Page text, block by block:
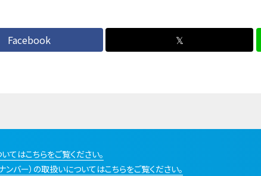
Facebook 𝕏
てはこちらをご覧ください。
バー）の取扱いについてはこちらをご覧ください。